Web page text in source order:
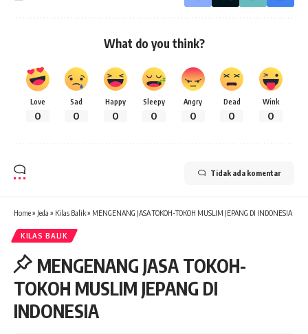
What do you think?
Love
0
Sad
0
Happy
0
Sleepy
0
Angry
0
Dead
0
Wink
0
Tidak ada komentar
Home» Jeda » Kilas Balik» MENGENANG JASA TOKOH-TOKOH MUSLIM JEPANG DI INDONESIA
KILAS BALIK
MENGENANG JASA TOKOH-
TOKOH MUSLIM JEPANG DI
INDONESIA